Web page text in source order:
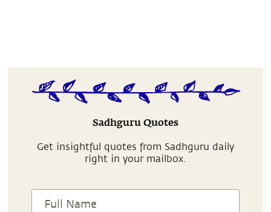
Sadhguru Quotes
Get insightful quotes from Sadhguru daily
right in your mailbox.